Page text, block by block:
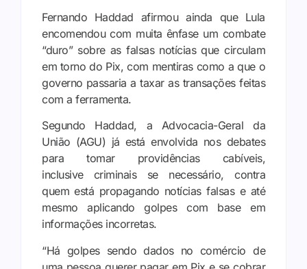
Fernando Haddad afirmou ainda que Lula
encomendou com muita ênfase um combate
“duro” sobre as falsas notícias que circulam
em torno do Pix, com mentiras como a que o
governo passaria a taxar as transações feitas
com a ferramenta.
Segundo Haddad, a Advocacia-Geral da
União (AGU) já está envolvida nos debates
para tomar providências cabíveis,
inclusive criminais se necessário, contra
quem está propagando notícias falsas e até
mesmo aplicando golpes com base em
informações incorretas.
“Há golpes sendo dados no comércio de